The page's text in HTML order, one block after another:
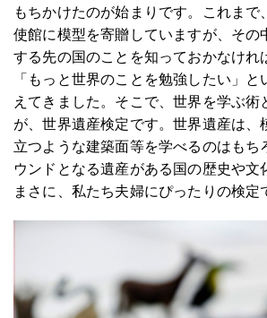
もちかけたのが始まりです。これまで
使館に模型を寄贈していますが、その
する先の国のことを知っておかなけれ
「もっと世界のことを勉強したい」
えてきました。そこで、世界を学ぶ術
が、世界遺産検定です。世界遺産は、
立つような建築面等を学べるのはもち
ウンドとなる遺産がある国の歴史や文
まさに、私たち夫婦にぴったりの検定